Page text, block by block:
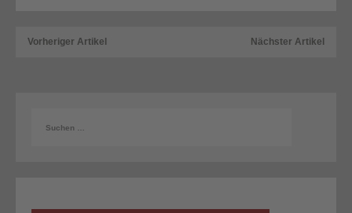
Vorheriger Artikel Nächster Artikel